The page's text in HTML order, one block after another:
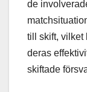
de
till skift, vilket
deras
skiftade